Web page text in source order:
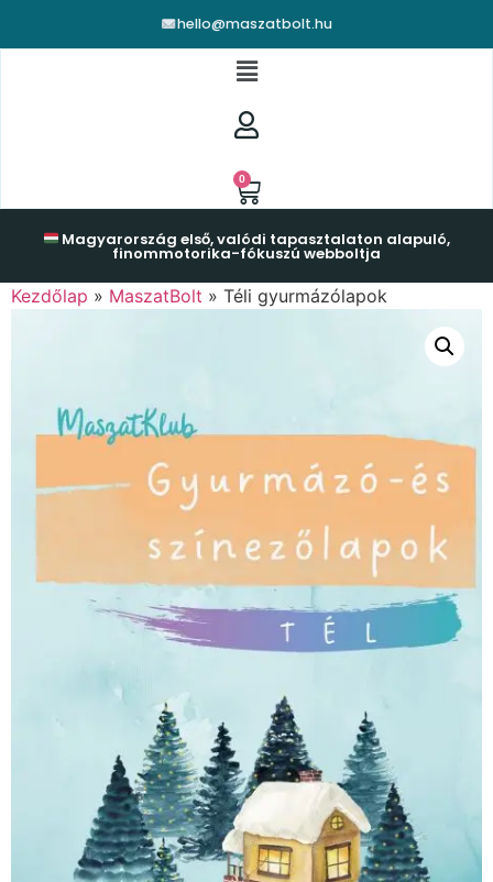
hello@maszatbolt.hu
0
Magyarország első, valódi tapasztalaton alapuló,
finommotorika-fókuszú webboltja
Kezdőlap » MaszatBolt » Téli gyurmázólapok